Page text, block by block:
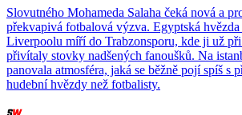
Slovutného Mohameda Salaha čeká nová a
překvapivá fotbalová výzva. Egyptská
Liverpoolu míří do Trabzonsporu, kde ji už
přivítaly stovky nadšených fanoušků. Na
panovala atmosféra, jaká se běžně pojí spíš s
hudební hvězdy než fotbalisty.